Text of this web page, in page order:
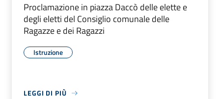
Proclamazione in piazza Daccò delle elette e
degli eletti del Consiglio comunale delle
Ragazze e dei Ragazzi
Istruzione
LEGGI DI PIÙ